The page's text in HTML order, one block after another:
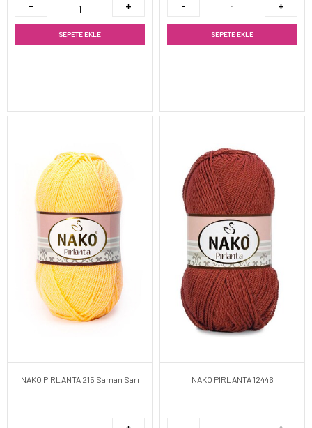
SEPETE EKLE SEPETE EKLE
NAKO PIRLANTA 215 Saman Sarı NAKO PIRLANTA 12446